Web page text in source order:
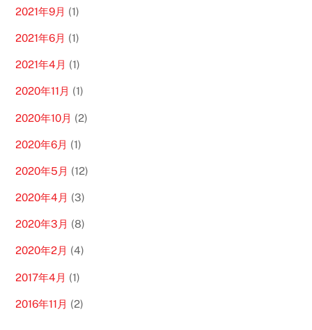
2021年9月 (1)
2021年6月 (1)
2021年4月 (1)
2020年11月 (1)
2020年10月 (2)
2020年6月 (1)
2020年5月 (12)
2020年4月 (3)
2020年3月 (8)
2020年2月 (4)
2017年4月 (1)
2016年11月 (2)